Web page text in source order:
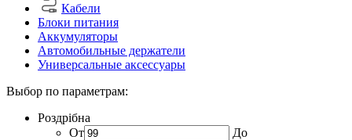
Кабели
Блоки питания
Аккумуляторы
Автомобильные держатели
Универсальные аксессуары
Выбор по параметрам:
Роздрібна
От
До